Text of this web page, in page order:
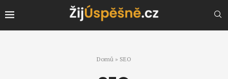
Domů » SEO